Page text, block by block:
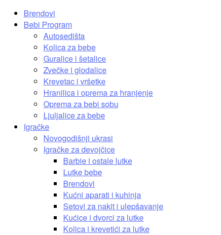
Brendovi
Bebi Program
Autosedišta
Kolica za bebe
Guralice i šetalice
Zvečke i glodalice
Krevetac i vršetke
Hranilica i oprema za hranjenje
Oprema za bebi sobu
Ljuljalice za bebe
Igračke
Novogodišnji ukrasi
Igračke za devojčice
Barbie i ostale lutke
Lutke bebe
Brendovi
Kućni aparati i kuhinja
Setovi za nakit i ulepšavanje
Kućice i dvorci za lutke
Kolica i krevetići za lutke